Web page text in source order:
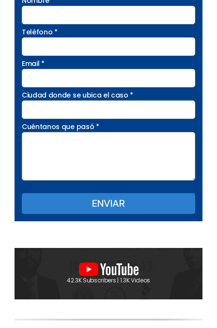
Teléfono *
Email *
Ciudad donde se ubica el caso *
Cuéntanos que pasó *
42.3K Subscribers | 1.3K Videos